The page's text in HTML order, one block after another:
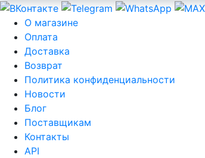
О магазине
Оплата
Доставка
Возврат
Политика конфиденциальности
Новости
Блог
Поставщикам
Контакты
API